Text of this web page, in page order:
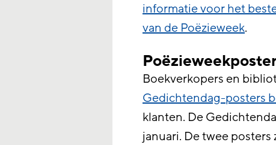
informatie voor het
van de Poëzieweek.
Boekverkopers en
Gedichtendag-posters
klanten. De
januari. De twee